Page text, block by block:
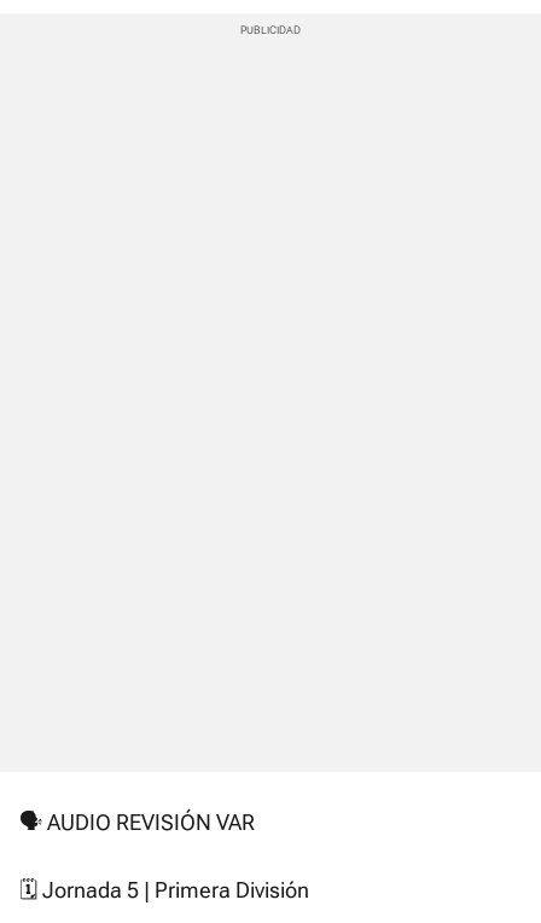
🗣 AUDIO REVISIÓN VAR
🗓 Jornada 5 | Primera División